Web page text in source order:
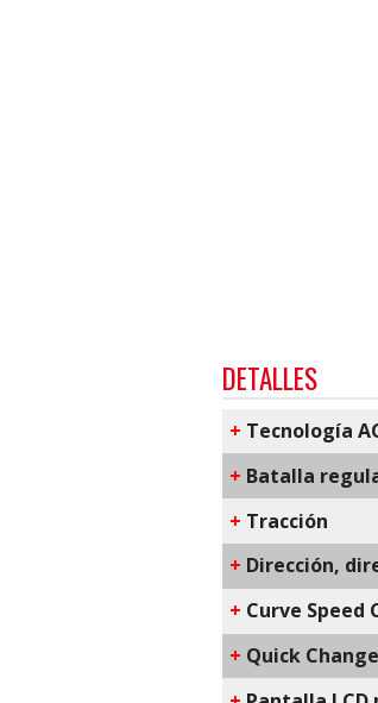
DETALLES
+ ​Tecnología
+ Batalla
+ Tracción
+ Dirección,
+ C​urve Speed
+ Q​uick